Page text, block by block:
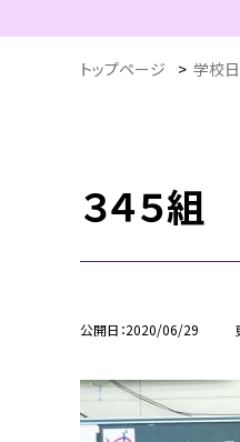
トップページ > 学校
３４５組
公開日 2020/06/29